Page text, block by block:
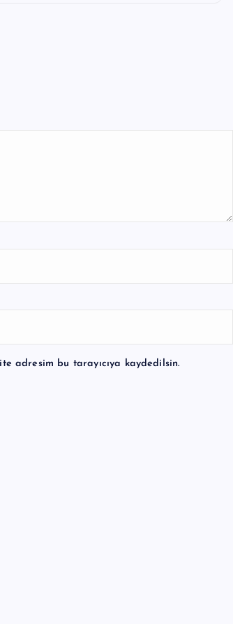
adresim bu tarayıcıya kaydedilsin.